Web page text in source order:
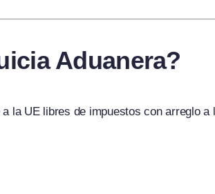
Aduanera?
la UE libres de impuestos con arreglo a